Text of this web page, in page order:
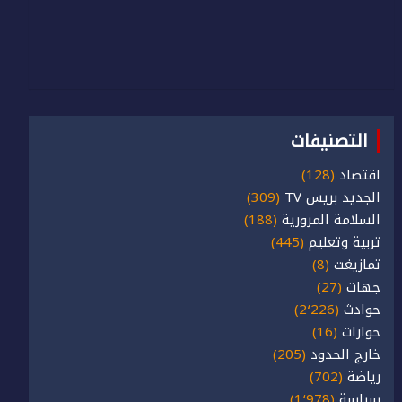
التصنيفات
اقتصاد (128)
الجديد بريس TV
(309)
السلامة المرورية (188)
تربية وتعليم (445)
تمازيغت (8)
جهات (27)
حوادث (2٬226)
حوارات (16)
خارج الحدود (205)
رياضة (702)